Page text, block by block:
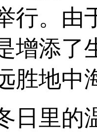
行。由
增添了
胜地中
日里的